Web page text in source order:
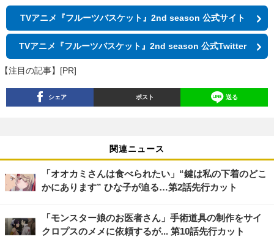
TVアニメ『フルーツバスケット』2nd season 公式サイト
TVアニメ『フルーツバスケット』2nd season 公式Twitter
【注目の記事】[PR]
シェア ポスト 送る
関連ニュース
「オオカミさんは食べられたい」“鍵は私の下着のどこ
かにあります” ひな子が迫る…第2話先行カット
「モンスター娘のお医者さん」手術道具の制作をサイ
クロプスのメメに依頼するが... 第10話先行カット